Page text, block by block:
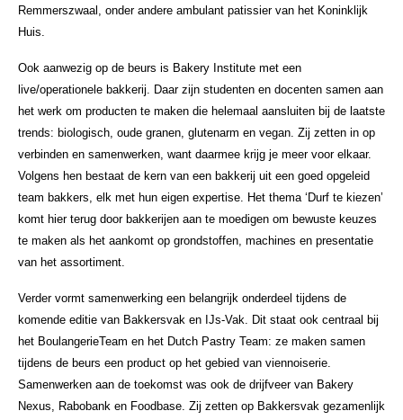
Remmerszwaal, onder andere ambulant patissier van het Koninklijk
Huis.
Ook aanwezig op de beurs is Bakery Institute met een
live/operationele bakkerij. Daar zijn studenten en docenten samen aan
het werk om producten te maken die helemaal aansluiten bij de laatste
trends: biologisch, oude granen, glutenarm en vegan. Zij zetten in op
verbinden en samenwerken, want daarmee krijg je meer voor elkaar.
Volgens hen bestaat de kern van een bakkerij uit een goed opgeleid
team bakkers, elk met hun eigen expertise. Het thema ‘Durf te kiezen’
komt hier terug door bakkerijen aan te moedigen om bewuste keuzes
te maken als het aankomt op grondstoffen, machines en presentatie
van het assortiment.
Verder vormt samenwerking een belangrijk onderdeel tijdens de
komende editie van Bakkersvak en IJs-Vak. Dit staat ook centraal bij
het BoulangerieTeam en het Dutch Pastry Team: ze maken samen
tijdens de beurs een product op het gebied van viennoiserie.
Samenwerken aan de toekomst was ook de drijfveer van Bakery
Nexus, Rabobank en Foodbase. Zij zetten op Bakkersvak gezamenlijk